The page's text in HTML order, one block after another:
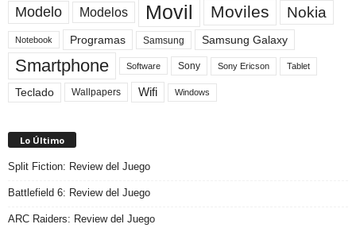
Modelo Modelos Movil Moviles Nokia
Notebook Programas Samsung Samsung Galaxy
Smartphone Software Sony Sony Ericson Tablet
Teclado Wallpapers Wifi Windows
Lo Último
Split Fiction: Review del Juego
Battlefield 6: Review del Juego
ARC Raiders: Review del Juego